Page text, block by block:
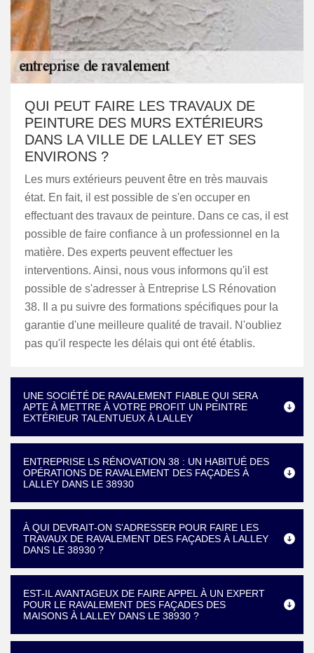
QUI PEUT FAIRE LES TRAVAUX DE
PEINTURE DES MURS EXTÉRIEURS
DANS LA VILLE DE LALLEY ET SES
ENVIRONS ?
Les murs extérieurs peuvent être en très mauvais
état. En fait, il est possible de s'en occuper en
effectuant des travaux de peinture. Dans ce cas, il est
possible de faire confiance à un professionnel en la
matière. Des experts peuvent effectuer les
interventions. Ainsi, nous vous informons qu'il est
possible de s'adresser à Entreprise LS Rénovation
38. Il a pu suivre des formations spécifiques pour la
garantie d'une meilleure qualité de travail. N'oubliez
pas qu'il respecte les délais qui ont été établis.
UNE SOCIÉTÉ DE RAVALEMENT FIABLE QUI SERA
APTE À METTRE À VOTRE PROFIT UN PEINTRE
EXTÉRIEUR TALENTUEUX À LALLEY
ENTREPRISE LS RÉNOVATION 38 : UN HABITUÉ DES
OPÉRATIONS DE RAVALEMENT DES FAÇADES À
LALLEY DANS LE 38930
À QUI DEVRAIT-ON S'ADRESSER POUR FAIRE LES
TRAVAUX DE RAVALEMENT DES FAÇADES À LALLEY
DANS LE 38930 ?
EST-IL AVANTAGEUX DE FAIRE APPEL À UN EXPERT
POUR LE RAVALEMENT DES FAÇADES DES
MAISONS À LALLEY DANS LE 38930 ?